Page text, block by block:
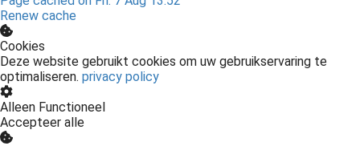
Renew cache
Cookies
Deze website gebruikt cookies om uw gebruikservaring te
optimaliseren. privacy policy
Alleen Functioneel
Accepteer alle